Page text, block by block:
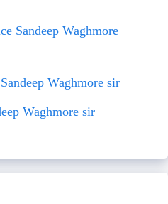
Sandeep Waghmore
Waghmore sir
Waghmore sir